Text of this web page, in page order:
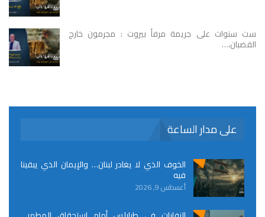
ست سنوات على جريمة مرفأ بيروت : مجرمون خارج
القضبان،…
على مدار الساعة
الخوف الذي لا يغادر لبنان… والإيمان الذي يبقينا
فيه
أغسطس 9, 2026